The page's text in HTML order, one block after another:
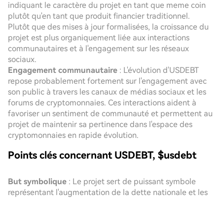
indiquant le caractère du projet en tant que meme coin
plutôt qu'en tant que produit financier traditionnel.
Plutôt que des mises à jour formalisées, la croissance du
projet est plus organiquement liée aux interactions
communautaires et à l'engagement sur les réseaux
sociaux.
Engagement communautaire : L'évolution d'USDEBT
repose probablement fortement sur l'engagement avec
son public à travers les canaux de médias sociaux et les
forums de cryptomonnaies. Ces interactions aident à
favoriser un sentiment de communauté et permettent au
projet de maintenir sa pertinence dans l'espace des
cryptomonnaies en rapide évolution.
Points clés concernant USDEBT, $usdebt
But symbolique : Le projet sert de puissant symbole
représentant l'augmentation de la dette nationale et les